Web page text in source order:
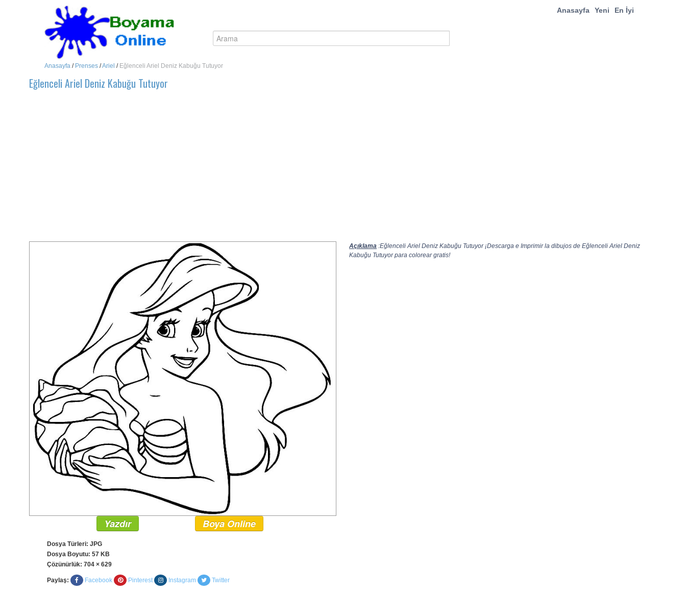
Anasayfa Yeni En İyi
Anasayfa / Prenses /Ariel / Eğlenceli Ariel Deniz Kabuğu Tutuyor
Eğlenceli Ariel Deniz Kabuğu Tutuyor
Açıklama :Eğlenceli Ariel Deniz Kabuğu Tutuyor ¡Descarga e Imprimir la dibujos de Eğlenceli Ariel Deniz
Kabuğu Tutuyor para colorear gratis!
Yazdır Boya Online
Dosya Türleri: JPG
Dosya Boyutu: 57 KB
Çözünürlük: 704 × 629
Paylaş: Facebook Pinterest Instagram Twitter